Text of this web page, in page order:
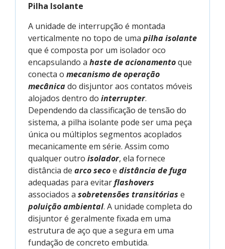
Pilha Isolante
A unidade de interrupção é montada
verticalmente no topo de uma pilha isolante
que é composta por um isolador oco
encapsulando a haste de acionamentoque
conecta o mecanismo de operação
mecânicado disjuntor aos contatos móveis
alojados dentro do interrupter.
Dependendo da classificação de tensão do
sistema, a pilha isolante pode ser uma peça
única ou múltiplos segmentos acoplados
mecanicamente em série. Assim como
qualquer outro isolador, ela fornece
distância de arco secoe distância de fuga
adequadas para evitarflashovers
associados a sobretensões transitórias e
poluição ambiental. A unidade completa do
disjuntor é geralmente fixada em uma
estrutura de aço que a segura em uma
fundação de concreto embutida.